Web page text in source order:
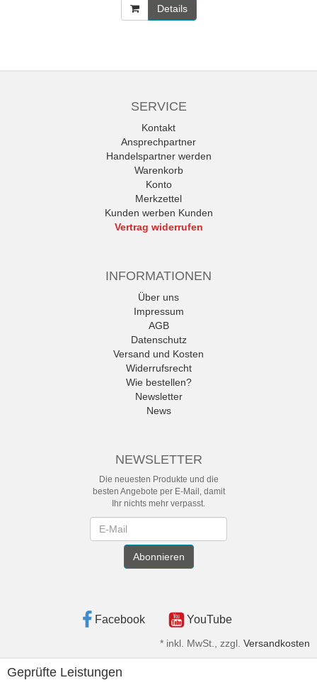
Details
SERVICE
Kontakt
Ansprechpartner
Handelspartner werden
Warenkorb
Konto
Merkzettel
Kunden werben Kunden
Vertrag widerrufen
INFORMATIONEN
Über uns
Impressum
AGB
Datenschutz
Versand und Kosten
Widerrufsrecht
Wie bestellen?
Newsletter
News
NEWSLETTER
Die neuesten Produkte und die
besten Angebote per E-Mail, damit
Ihr nichts mehr verpasst.
Abonnieren
Facebook YouTube
* inkl. MwSt., zzgl. Versandkosten
Geprüfte Leistungen